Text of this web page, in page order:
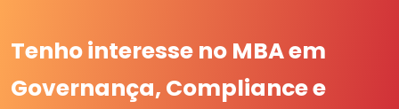
Tenho interesse no MBA em
Governança, Compliance e